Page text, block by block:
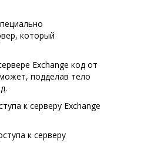
который
Exchange код от
подделав тело
к серверу Exchange
к серверу